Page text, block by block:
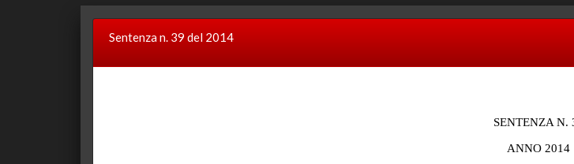
Sentenza n. 39 del 2014
SENTENZA N.
ANNO 2014